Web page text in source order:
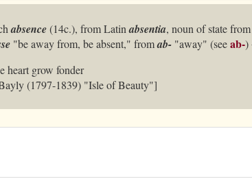
absence(14c.), from Latinabsentia, noun of state
"be away from, be absent," fromab- "away" (seeab-)
heart grow fonder
(1797-1839) "Isle of Beauty"]